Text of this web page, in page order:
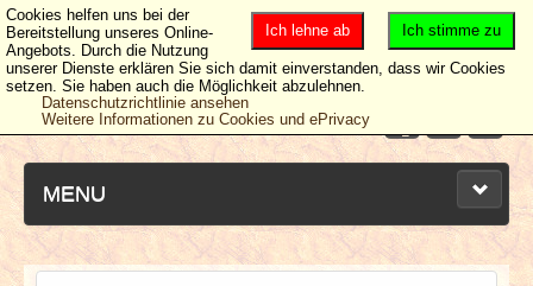
MENU
Ich stimme zu
Ich lehne ab
Cookies helfen uns bei der
Bereitstellung unseres Online-
Angebots. Durch die Nutzung
unserer Dienste erklären Sie sich damit einverstanden, dass wir Cookies
setzen. Sie haben auch die Möglichkeit abzulehnen.
Datenschutzrichtlinie ansehen
Weitere Informationen zu Cookies und ePrivacy